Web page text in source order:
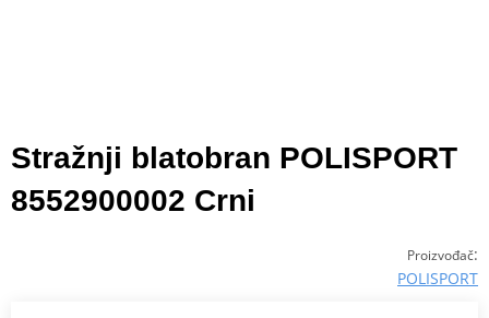
Stražnji blatobran POLISPORT
8552900002 Crni
Proizvođač:
POLISPORT